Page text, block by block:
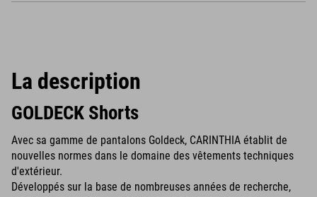
La description
GOLDECK Shorts
Avec sa gamme de pantalons Goldeck, CARINTHIA établit de
nouvelles normes dans le domaine des vêtements techniques
d'extérieur.
Développés sur la base de nombreuses années de recherche,